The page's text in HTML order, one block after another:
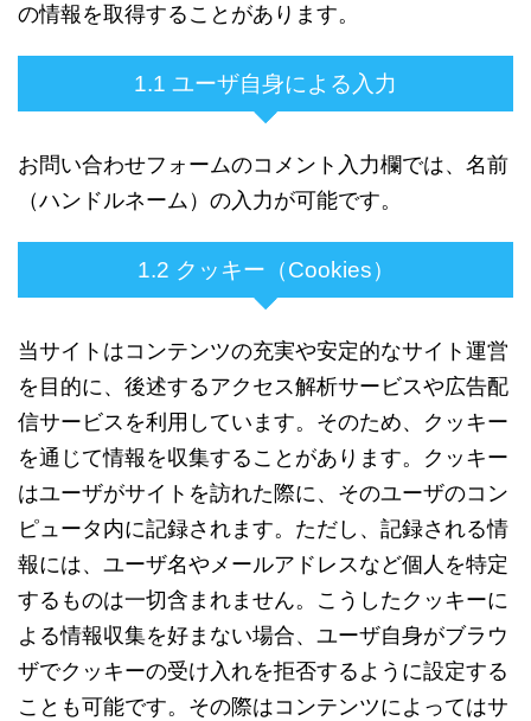
の情報を取得することがあります。
1.1 ユーザ自身による入力
お問い合わせフォームのコメント入力欄では、名前
（ハンドルネーム）の入力が可能です。
1.2 クッキー（Cookies）
当サイトはコンテンツの充実や安定的なサイト運営
を目的に、後述するアクセス解析サービスや広告配
信サービスを利用しています。そのため、クッキー
を通じて情報を収集することがあります。クッキー
はユーザがサイトを訪れた際に、そのユーザのコン
ピュータ内に記録されます。ただし、記録される情
報には、ユーザ名やメールアドレスなど個人を特定
するものは一切含まれません。こうしたクッキーに
よる情報収集を好まない場合、ユーザ自身がブラウ
ザでクッキーの受け入れを拒否するように設定する
ことも可能です。その際はコンテンツによってはサ